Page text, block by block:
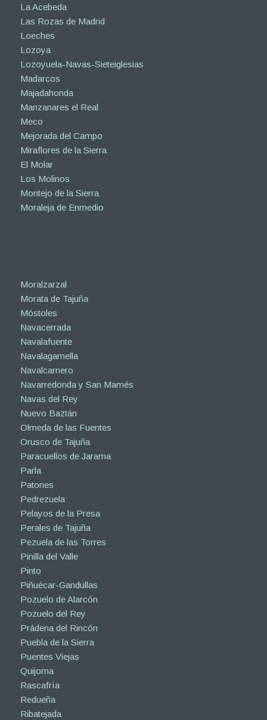
La Acebeda
Las Rozas de Madrid
Loeches
Lozoya
Lozoyuela-Navas-Sieteiglesias
Madarcos
Majadahonda
Manzanares el Real
Meco
Mejorada del Campo
Miraflores de la Sierra
El Molar
Los Molinos
Montejo de la Sierra
Moraleja de Enmedio
Moralzarzal
Morata de Tajuña
Móstoles
Navacerrada
Navalafuente
Navalagamella
Navalcarnero
Navarredonda y San Mamés
Navas del Rey
Nuevo Baztán
Olmeda de las Fuentes
Orusco de Tajuña
Paracuellos de Jarama
Parla
Patones
Pedrezuela
Pelayos de la Presa
Perales de Tajuña
Pezuela de las Torres
Pinilla del Valle
Pinto
Piñuécar-Gandullas
Pozuelo de Alarcón
Pozuelo del Rey
Prádena del Rincón
Puebla de la Sierra
Puentes Viejas
Quijorna
Rascafría
Redueña
Ribatejada